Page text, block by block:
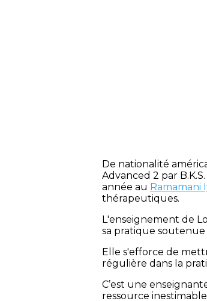
De nationalité
Advanced 2 par
année au Ramamani
thérapeutiques.
L'enseignement de
sa pratique soutenue
Elle s'efforce de
régulière dans la
C’est une
ressource